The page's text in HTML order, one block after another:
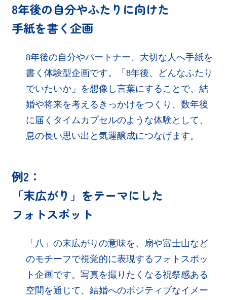
8年後の自分やふたりに向けた
手紙を書く企画
8年後の自分やパートナー、大切な人へ手紙を
書く体験型企画です。「8年後、どんなふたり
でいたいか」を想像し言葉にすることで、結
婚や将来を考えるきっかけをつくり、数年後
に届くタイムカプセルのような体験として、
息の長い思い出と気運醸成につなげます。
例2：
「末広がり」をテーマにした
フォトスポット
「八」の末広がりの意味を、扇や富士山など
のモチーフで視覚的に表現するフォトスポッ
ト企画です。写真を撮りたくなる祝祭感ある
空間を通じて、結婚へのポジティブなイメー